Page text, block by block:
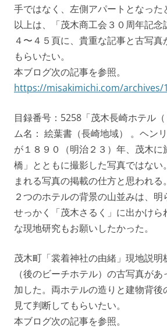
手ではなく、左側アパートとなった
以上は、「茂木商工会３０周年記念
４〜４５頁に、貴重な記事と古写
もらいたい。
本ブログ次の記事を参照。
https://misakimichi.com/archives/
目録番号：5258「茂木長崎ホテル
ム名： 絵葉書（長崎地域） 。ヘン
が１８９０（明治２３）年、茂木
橋」とともに撮影した写真ではない
まれる写真の掲載の仕方と思われる。
２つのホテルの背景の山並みは、明
せっかく「茂木さるく」に出かけら
な現地研究もお願いしたかった。
茂木町「裳着神社の由緒」現地説明
（後のビーチホテル）の古写真が
加した。両ホテルの造りと建物背後
見て判断してもらいたい。
本ブログ次の記事を参照。